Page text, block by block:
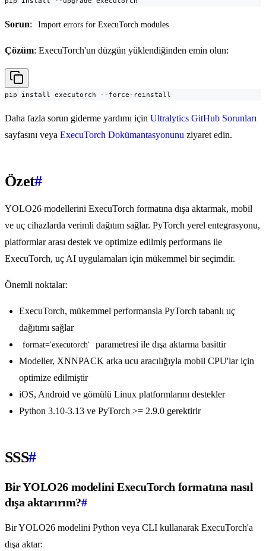
Sorun: Import errors for ExecuTorch modules
Çözüm: ExecuTorch'un düzgün yüklendiğinden emin olun:
pip install executorch --force-reinstall
Daha fazla sorun giderme yardımı için Ultralytics GitHub Sorunları
sayfasını veya ExecuTorch Dokümantasyonunu ziyaret edin.
Özet#
YOLO26 modellerini ExecuTorch formatına dışa aktarmak, mobil
ve uç cihazlarda verimli dağıtım sağlar. PyTorch yerel entegrasyonu,
platformlar arası destek ve optimize edilmiş performans ile
ExecuTorch, uç AI uygulamaları için mükemmel bir seçimdir.
Önemli noktalar:
ExecuTorch, mükemmel performansla PyTorch tabanlı uç
dağıtımı sağlar
format='executorch'
parametresi ile dışa aktarma basittir
Modeller, XNNPACK arka ucu aracılığıyla mobil CPU'lar için
optimize edilmiştir
iOS, Android ve gömülü Linux platformlarını destekler
Python 3.10-3.13 ve PyTorch >= 2.9.0 gerektirir
SSS#
Bir YOLO26 modelini ExecuTorch formatına nasıl
dışa aktarırım?#
Bir YOLO26 modelini Python veya CLI kullanarak ExecuTorch'a
dışa aktar: